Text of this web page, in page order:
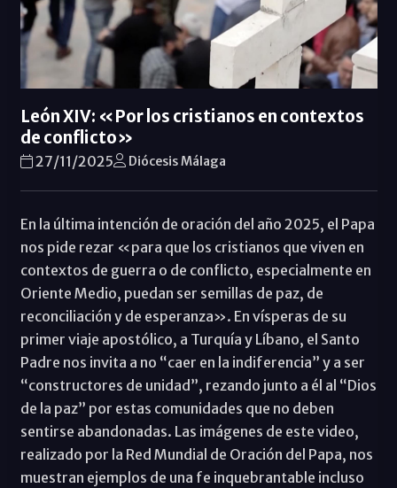
León XIV: «Por los cristianos en contextos
de conflicto»
27/11/2025 Diócesis Málaga
En la última intención de oración del año 2025, el Papa
nos pide rezar «para que los cristianos que viven en
contextos de guerra o de conflicto, especialmente en
Oriente Medio, puedan ser semillas de paz, de
reconciliación y de esperanza». En vísperas de su
primer viaje apostólico, a Turquía y Líbano, el Santo
Padre nos invita a no “caer en la indiferencia” y a ser
“constructores de unidad”, rezando junto a él al “Dios
de la paz” por estas comunidades que no deben
sentirse abandonadas. Las imágenes de este video,
realizado por la Red Mundial de Oración del Papa, nos
muestran ejemplos de una fe inquebrantable incluso